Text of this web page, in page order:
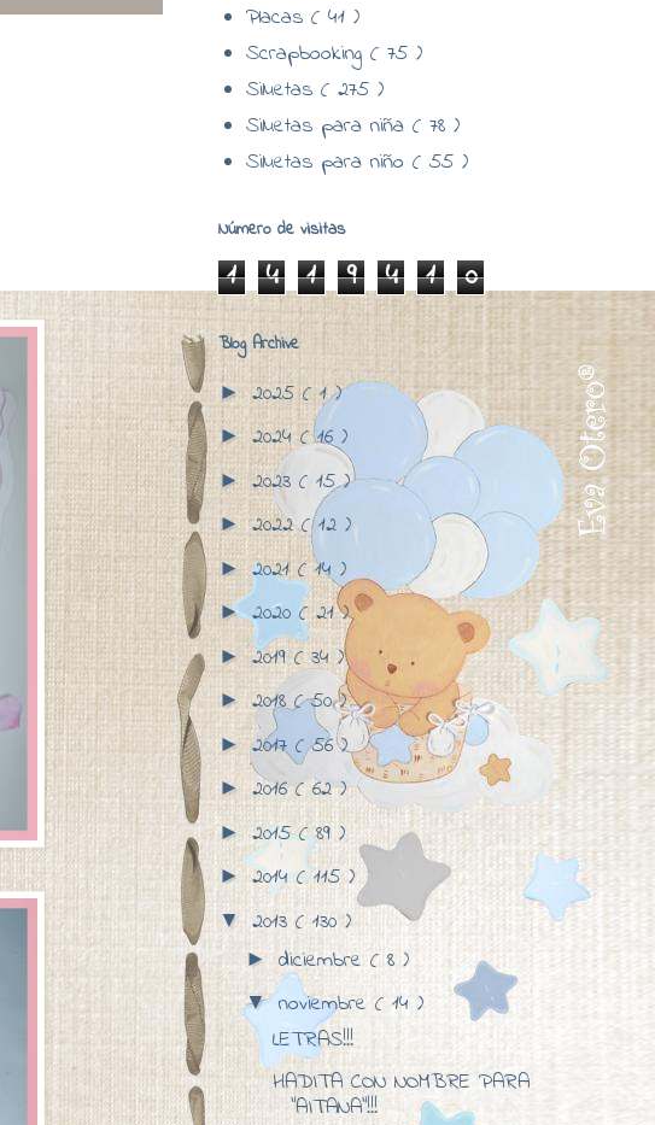
Placas ( 41 )
Scrapbooking ( 75 )
Siluetas ( 275 )
Siluetas para niña ( 78 )
Siluetas para niño ( 55 )
Número de visitas
1 4 1 9 4 1 0
Blog Archive
► 2025 ( 1 )
► 2024 ( 16 )
► 2023 ( 15 )
►2022( 12 )
►2021 ( 14 )
►2020 ( 21 )
► 2019( 34 )
► 2018( 50 )
► 2017( 56 )
► 2016( 62 )
► 2015( 89 )
► 2014( 115 )
▼ 2013 ( 130 )
► diciembre ( 8 )
▼ noviembre( 14 )
LETRAS!!!
HADITA CON NOMBRE PARA
"AITANA"!!!